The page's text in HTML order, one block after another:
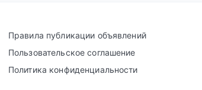
Правила публикации объявлений
Пользовательское соглашение
Политика конфиденциальности